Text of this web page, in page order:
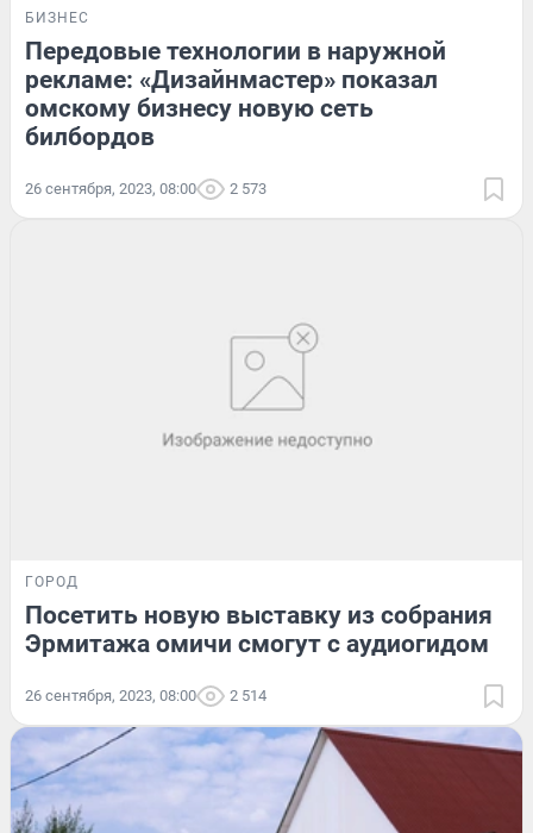
БИЗНЕС
Передовые технологии в наружной
рекламе: «Дизайнмастер» показал
омскому бизнесу новую сеть
билбордов
26 сентября, 2023, 08:00 2 573
ГОРОД
Посетить новую выставку из собрания
Эрмитажа омичи смогут с аудиогидом
26 сентября, 2023, 08:00 2 514